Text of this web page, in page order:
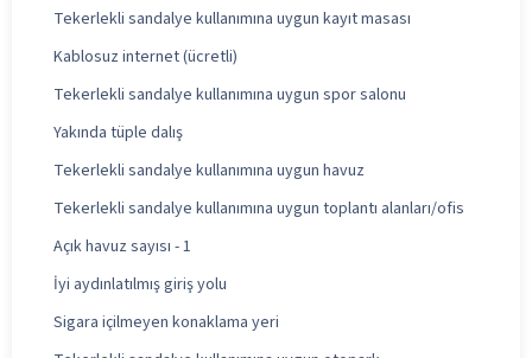
Tekerlekli sandalye kullanımına uygun kayıt masası
Kablosuz internet (ücretli)
Tekerlekli sandalye kullanımına uygun spor salonu
Yakında tüple dalış
Tekerlekli sandalye kullanımına uygun havuz
Tekerlekli sandalye kullanımına uygun toplantı alanları/ofis
Açık havuz sayısı - 1
İyi aydınlatılmış giriş yolu
Sigara içilmeyen konaklama yeri